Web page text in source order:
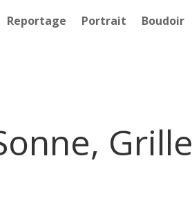
Reportage Portrait Boudoir